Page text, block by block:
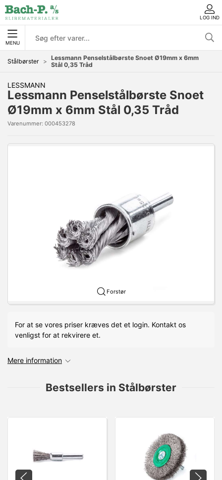
LOG IND
MENU
Stålbørster
Lessmann Penselstålbørste Snoet Ø19mm x 6mm
Stål 0,35 Tråd
LESSMANN
Lessmann Penselstålbørste Snoet
Ø19mm x 6mm Stål 0,35 Tråd
Varenummer: 000453278
Forstør
For at se vores priser kræves det et login. Kontakt os
venligst for at rekvirere et.
Mere information
Bestsellers in Stålbørster